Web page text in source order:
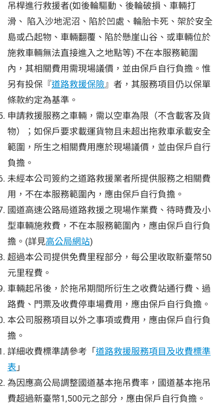
吊桿進行救援者(如後輪驅動、後輪破損、車輛打
滑、 陷入沙地泥沼、陷於凹處、輪胎卡死、架於安全
島或凸起物、車輛翻覆、陷於懸崖山谷、或車輛位於
施救車輛無法直接進入之地點等) 不在本服務範圍
內，其相關費用需現場議價，並由保戶自行負擔。惟
另有投保『道路救援保險』者，其服務項目仍以保單
條款約定為基準。
申請救援服務之車輛，需以空車為限（不含載客及貨
物）；如保戶要求載運貨物且未超出拖救車承載安全
範圍，所生之相關費用應於現場議價，並由保戶自行
負擔。
未經本公司簽約之道路救援業者所提供服務之相關費
用，不在本服務範圍內，應由保戶自行負擔。
國道高速公路局道路救援之現場作業費、待時費及小
型車輛施救費，不在本服務範圍內，應由保戶自行負
擔。(詳見高公局網站)
超過本公司提供免費里程部分，每公里收取新臺幣50
元里程費。
車輛起吊後，於拖吊期間所衍生之收費站通行費、過
路費、門票及收費停車場費用，應由保戶自行負擔。
本公司服務項目以外之事項或費用，應由保戶自行負
擔。
詳細收費標準請參考「道路救援服務項目及收費標準
表 」
為因應高公局調整國道基本拖吊費率，國道基本拖吊
費超過新臺幣1,500元之部分，應由保戶自行負擔。